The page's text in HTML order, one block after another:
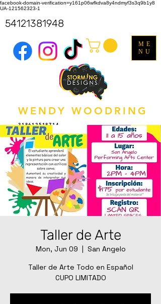
facebook-domain-verification=y161p06wfkdva8y4ndmyf3s3q9b1y8
UA-121562323-1
WENDY WOODRING
318612518714
ME
NU
54121381948
Taller de Arte
Mon, Jun 09
  |
San Angelo
Taller de Arte Todo en Español
CUPO LIMITADO